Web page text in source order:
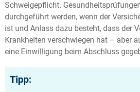
Schweigepflicht.
durchgeführt werden, wenn der
ist und Anlass dazu besteht, dass der
Krankheiten verschwiegen hat – aber
eine Einwilligung beim Abschluss
Tipp: